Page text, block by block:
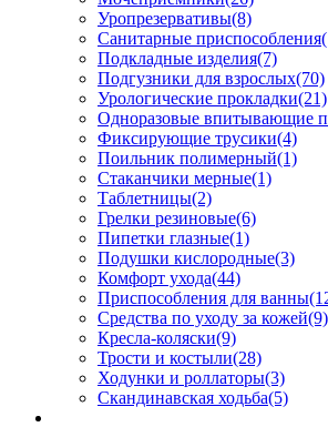
Уропрезервативы(8)
Санитарные приспособления
Подкладные изделия(7)
Подгузники для взрослых(70)
Урологические прокладки(21)
Одноразовые впитывающие
Фиксирующие трусики(4)
Поильник полимерный(1)
Стаканчики мерные(1)
Таблетницы(2)
Грелки резиновые(6)
Пипетки глазные(1)
Подушки кислородные(3)
Комфорт ухода(44)
Приспособления для ванны
Средства по уходу за кожей(9)
Кресла-коляски(9)
Трости и костыли(28)
Ходунки и роллаторы(3)
Скандинавская ходьба(5)